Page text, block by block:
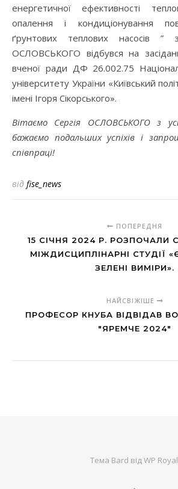
енергетичної ефективності
опалення і кондиціонування
ґрунтових теплових насосів ”
ОСЛОВСЬКОГО відбувся на
вченої ради ДФ 26.002.75
університету України «Київський
імені Ігоря Сікорського».
Вітаємо Сергія ОСЛОВСЬКОГО з
бажаємо подальших успіхів і
співпраці!
від fise_news
ПОПЕРЕДНЯ
15 СІЧНЯ 2024 Р. РОЗПОЧАЛИ
МІЖДИСЦИПЛІНАРНІ СТУДІЇ
ЗЕЛЕНІ ВИМІРИ».
НАЙСВІЖІШЕ
ПРОФЕСОР КНУБА ВІДВІДАВ
"ЯРЕМЧЕ 2024"
Тема Bard відWP Royal